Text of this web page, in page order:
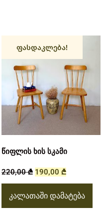
ფასდაკლება!
წიფლის ხის სკამი
220,00₾ 190,00 ₾
კალათაში დამატება